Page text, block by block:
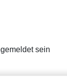
sein